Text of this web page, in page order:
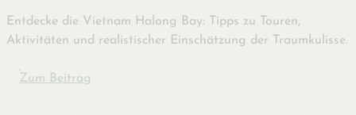
Entdecke die Vietnam Halong Bay: Tipps zu Touren,
Aktivitäten und realistischer Einschätzung der Traumkulisse.
Zum Beitrag